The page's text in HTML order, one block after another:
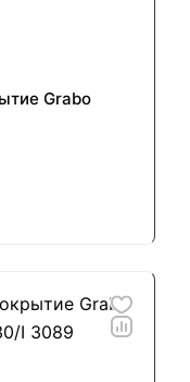
Grabo